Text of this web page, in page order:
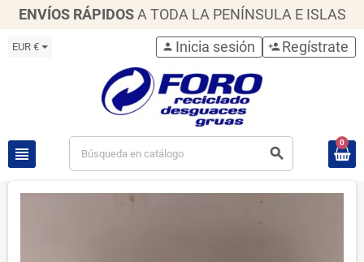
ENVÍOS RÁPIDOS A TODA LA PENÍNSULA E ISLAS
EUR €
view_headline search
person Inicia sesión person_add Regístrate
0